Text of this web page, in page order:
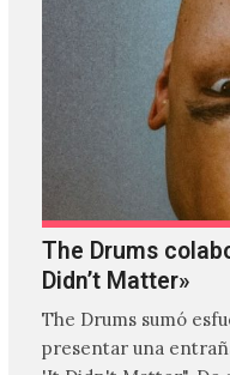
The Drums
Didn’t Matter»
The Drums sumó
presentar una